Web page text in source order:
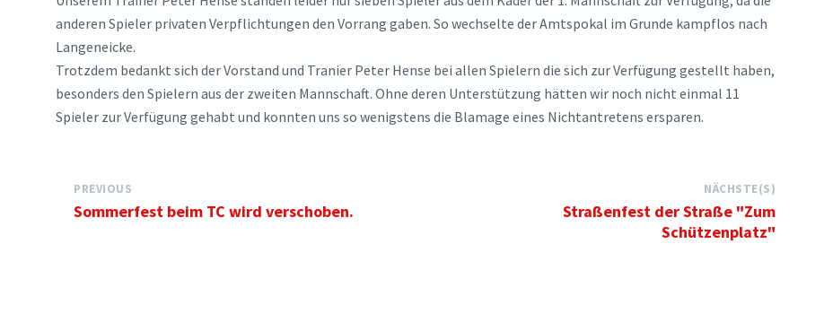
anderen Spieler privaten Verpflichtungen den Vorrang gaben. So wechselte der Amtspokal im Grunde kampflos nach
Langeneicke.
Trotzdem bedankt sich der Vorstand und Tranier Peter Hense bei allen Spielern die sich zur Verfügung gestellt haben,
besonders den Spielern aus der zweiten Mannschaft. Ohne deren Unterstützung hätten wir noch nicht einmal 11
Spieler zur Verfügung gehabt und konnten uns so wenigstens die Blamage eines Nichtantretens ersparen.
PREVIOUS
Sommerfest beim TC wird verschoben.
NÄCHSTE(S)
Straßenfest der Straße "Zum
Schützenplatz"